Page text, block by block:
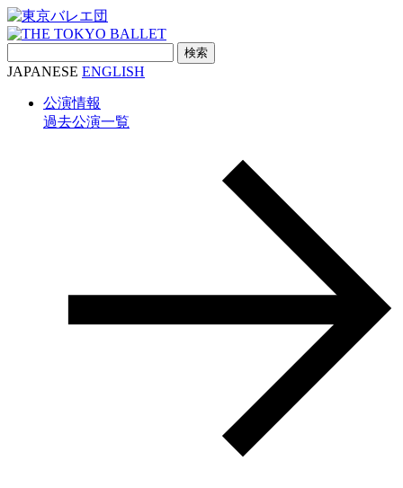
索:
JAPANESE ENGLISH
公演情報
過去公演一覧